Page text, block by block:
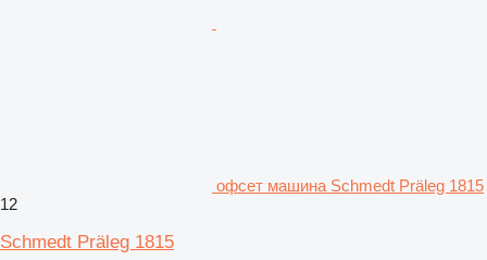
офсет машина Schmedt Präleg 1815
12
Schmedt Präleg 1815